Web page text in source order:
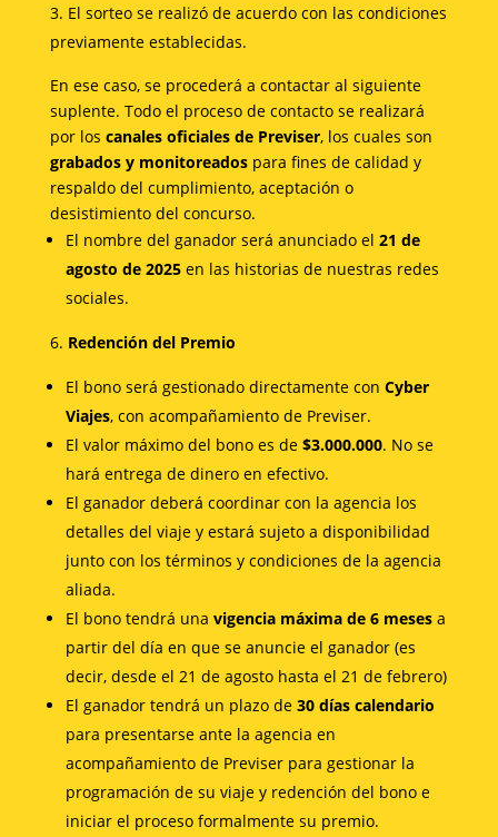
El sorteo se realizó de acuerdo con las condiciones
previamente establecidas.
En ese caso, se procederá a contactar al siguiente
suplente. Todo el proceso de contacto se realizará
por los canales oficiales de Previser, los cuales son
grabados y monitoreadospara fines de calidad y
respaldo del cumplimiento, aceptación o
desistimiento del concurso.
El nombre del ganador será anunciado el 21 de
agosto de 2025en las historias de nuestras redes
sociales.
Redención del Premio
El bono será gestionado directamente con Cyber
Viajes, con acompañamiento de Previser.
El valor máximo del bono es de $3.000.000. No se
hará entrega de dinero en efectivo.
El ganador deberá coordinar con la agencia los
detalles del viaje y estará sujeto a disponibilidad
junto con los términos y condiciones de la agencia
aliada.
El bono tendrá una vigencia máxima de 6 mesesa
partir del día en que se anuncie el ganador (es
decir, desde el 21 de agosto hasta el 21 de febrero)
El ganador tendrá un plazo de 30 días calendario
para presentarse ante la agencia en
acompañamiento de Previser para gestionar la
programación de su viaje y redención del bono e
iniciar el proceso formalmente su premio.